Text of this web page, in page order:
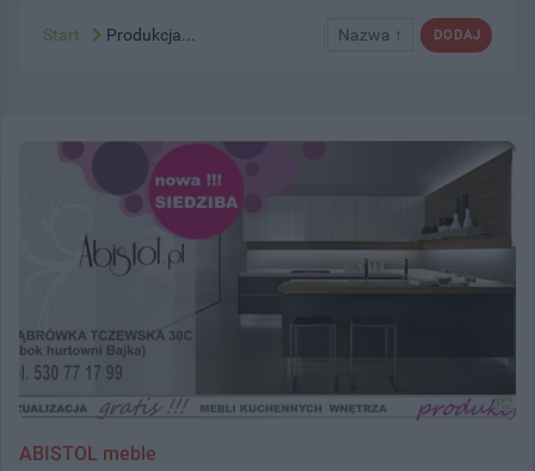
DODAJ
Nazwa ↑
Start Produkcja...
ABISTOL meble